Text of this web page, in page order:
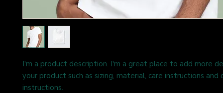
I'm a product description. I'm a great place to add more
your product such as sizing, material, care instructions and
instructions.